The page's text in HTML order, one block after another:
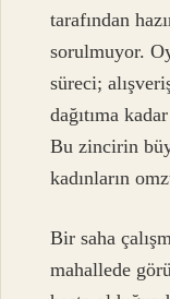
tarafından
sorulmuyor.
süreci;
dağıtıma
Bu zincirin
kadınların
Bir saha
mahallede